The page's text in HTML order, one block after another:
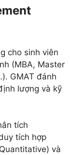
cho sinh viên
(MBA, Master
GMAT đánh
lượng và kỹ
tích
tích hợp
và